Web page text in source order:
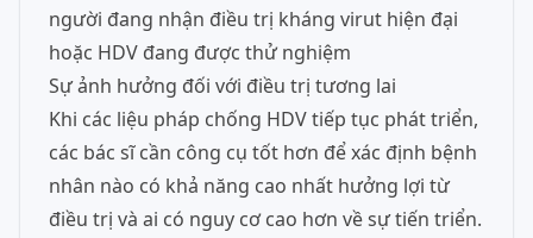
người đang nhận điều trị kháng virut hiện đại
hoặc HDV đang được thử nghiệm
Sự ảnh hưởng đối với điều trị tương lai
Khi các liệu pháp chống HDV tiếp tục phát triển,
các bác sĩ cần công cụ tốt hơn để xác định bệnh
nhân nào có khả năng cao nhất hưởng lợi từ
điều trị và ai có nguy cơ cao hơn về sự tiến triển.